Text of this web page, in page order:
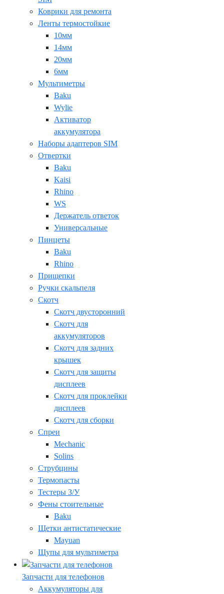
Коврики для ремонта
Ленты термостойкие
10мм
14мм
20мм
6мм
Мультиметры
Baku
Wylie
Активатор
аккумулятора
Наборы адаптеров SIM
Отвертки
Baku
Kaisi
Rhino
WS
Держатель ответок
Универсальные
Пинцеты
Baku
Rhino
Прищепки
Ручки скальпеля
Скотч
Скотч двусторонний
Скотч для
аккумуляторов
Скотч для задних
крышек
Скотч для защиты
дисплеев
Скотч для проклейки
дисплеев
Скотч для сборки
Спреи
Mechanic
Solins
Струбцины
Термопасты
Тестеры З/У
Фены стоительные
Baku
Щетки антистатические
Mayuan
Щупы для мультиметра
Запчасти для телефонов
Аккумуляторы для